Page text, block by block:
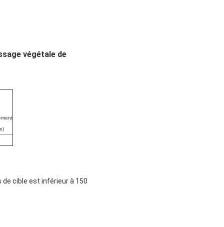
végétale de
cible est inférieur à 150